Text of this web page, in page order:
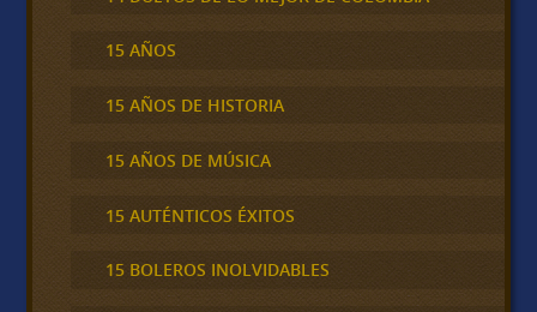
15 AÑOS
15 AÑOS DE HISTORIA
15 AÑOS DE MÚSICA
15 AUTÉNTICOS ÉXITOS
15 BOLEROS INOLVIDABLES